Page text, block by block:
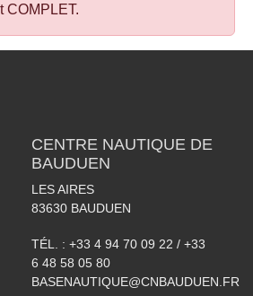
COMPLET.
CENTRE NAUTIQUE DE
BAUDUEN
LES AIRES
83630 BAUDUEN
TÉL. : +33 4 94 70 09 22 / +33
6 48 58 05 80
BASENAUTIQUE@CNBAUDUEN.FR